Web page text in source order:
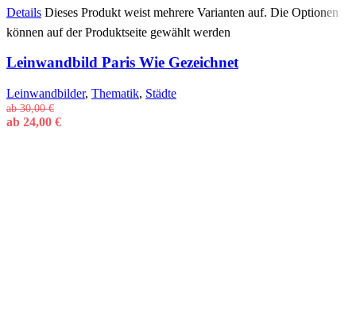
Details Dieses Produkt weist mehrere Varianten auf. Die Optionen
können auf der Produktseite gewählt werden
Leinwandbild Paris Wie Gezeichnet
Leinwandbilder, Thematik, Städte
ab30,00€
ab 24,00 €